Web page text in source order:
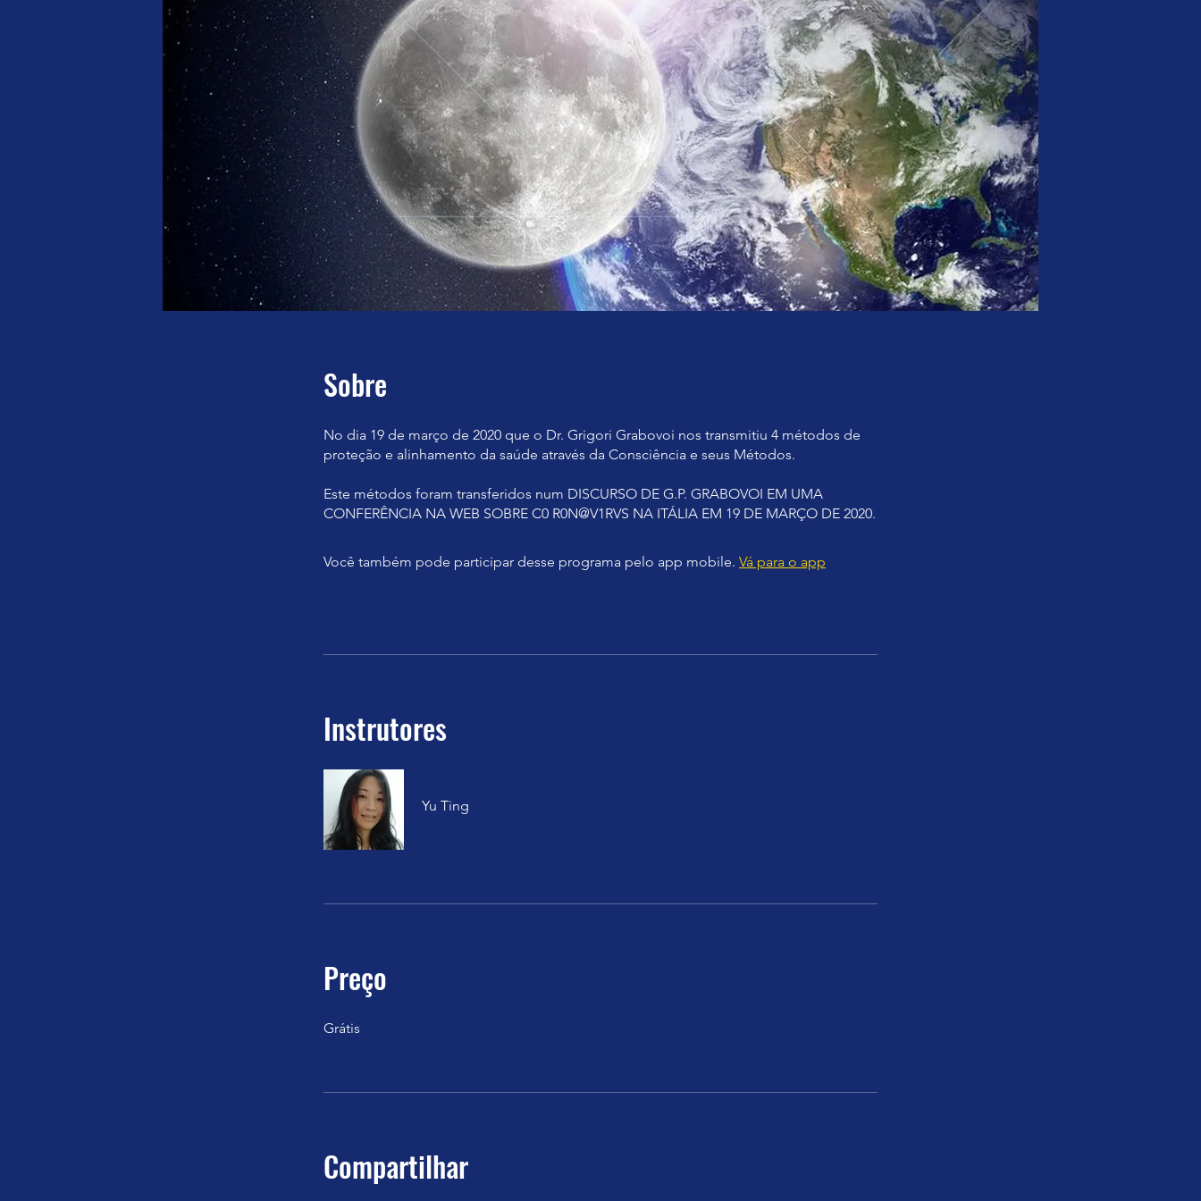
Sobre
No dia 19 de março de 2020 que o Dr. Grigori Grabovoi nos transmitiu 4 métodos de
proteção e alinhamento da saúde através da Consciência e seus Métodos.
Este métodos foram transferidos num DISCURSO DE G.P. GRABOVOI EM UMA
CONFERÊNCIA NA WEB SOBRE C0 R0N@V1RVS NA ITÁLIA EM 19 DE MARÇO DE 2020.
Você também pode participar desse programa pelo app mobile. Vá para o app
Instrutores
Yu Ting
Preço
Grátis
Compartilhar